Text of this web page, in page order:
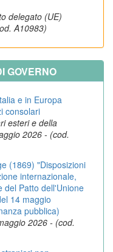
delegato (UE)
A10983)
GOVERNO
e in Europa
consolari
esteri e della
2026 - (cod.
(1869) "Disposizioni
internazionale,
del Patto dell'Unione
14 maggio
pubblica)
2026 - (cod.